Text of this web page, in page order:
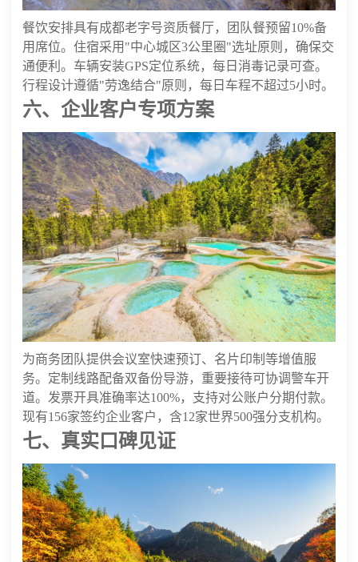
餐饮安排具有成都老字号资质餐厅，团队餐预留10%备
用席位。住宿采用"中心城区3公里圈"选址原则，确保交
通便利。车辆安装GPS定位系统，每日消毒记录可查。
行程设计遵循"劳逸结合"原则，每日车程不超过5小时。
六、企业客户专项方案
为商务团队提供会议室快速预订、名片印制等增值服
务。定制线路配备双备份导游，重要接待可协调警车开
道。发票开具准确率达100%，支持对公账户分期付款。
现有156家签约企业客户，含12家世界500强分支机构。
七、真实口碑见证